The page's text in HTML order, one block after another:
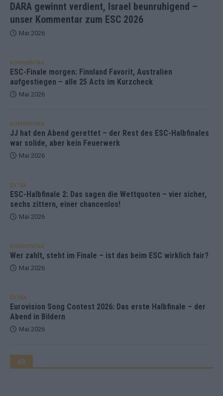
DARA gewinnt verdient, Israel beunruhigend –
unser Kommentar zum ESC 2026
Mai 2026
KOMMENTAR
ESC-Finale morgen: Finnland Favorit, Australien
aufgestiegen – alle 25 Acts im Kurzcheck
Mai 2026
KOMMENTAR
JJ hat den Abend gerettet – der Rest des ESC-Halbfinales
war solide, aber kein Feuerwerk
Mai 2026
EXTRA
ESC-Halbfinale 2: Das sagen die Wettquoten – vier sicher,
sechs zittern, einer chancenlos!
Mai 2026
KOMMENTAR
Wer zahlt, steht im Finale – ist das beim ESC wirklich fair?
Mai 2026
EXTRA
Eurovision Song Contest 2026: Das erste Halbfinale – der
Abend in Bildern
Mai 2026
AD